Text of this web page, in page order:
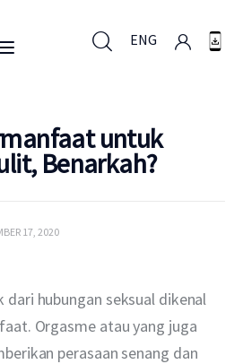
ENG
ENG
Doctor
untuk
Benarkah?
17, 2020
dari hubungan seksual dikenal
Orgasme atau yang juga
perasaan senang dan